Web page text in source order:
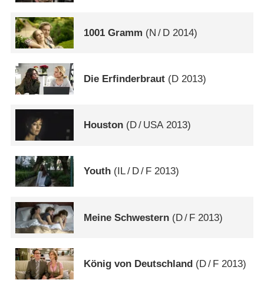
1001 Gramm (N / D 2014)
Die Erfinderbraut (D 2013)
Houston (D/ USA2013)
Youth ( IL/ D/ F 2013)
Meine Schwestern (D/ F 2013)
König von Deutschland (D/ F 2013)